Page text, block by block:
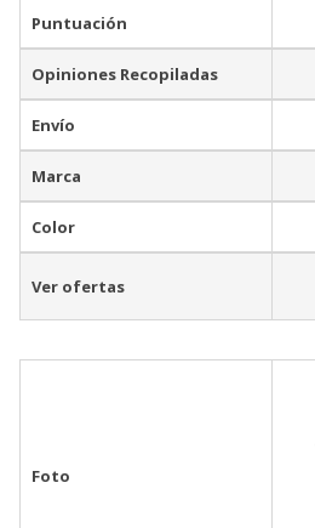
Puntuación
Opiniones Recopiladas
Envío
Marca
Color
Ver ofertas
Foto